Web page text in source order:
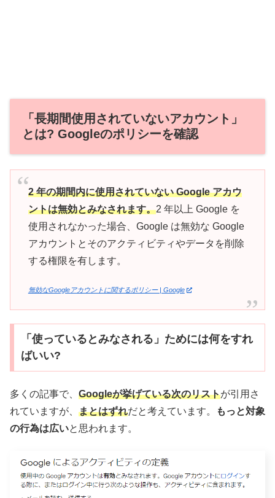
「長期間使用されていないアカウント」
とは? Googleのポリシーを確認
2 年の期間内に使用されていない Google アカウ
ントは無効とみなされます。2 年以上 Google を
使用されなかった場合、Google は無効な Google
アカウントとそのアクティビティやデータを削除
する権限を有します。
無効なGoogleアカウントに関するポリシー | Google
「使っているとみなされる」ためには何をすれ
ばいい?
多くの記事で、 Googleが挙げている次のリストが引用さ
れていますが、 まとはずれだと考えています。
もっと対象
の行為は広いと思われます。